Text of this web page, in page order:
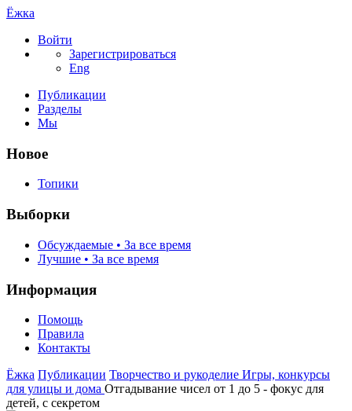
Ёжка
Войти
Зарегистрироваться
Eng
Публикации
Разделы
Мы
Новое
Топики
Выборки
Обсуждаемые • За все время
Лучшие • За все время
Информация
Помощь
Правила
Контакты
Ёжка Публикации Творчество и рукоделие Игры, конкурсы
для улицы и дома Отгадывание чисел от 1 до 5 - фокус для
детей, с секретом